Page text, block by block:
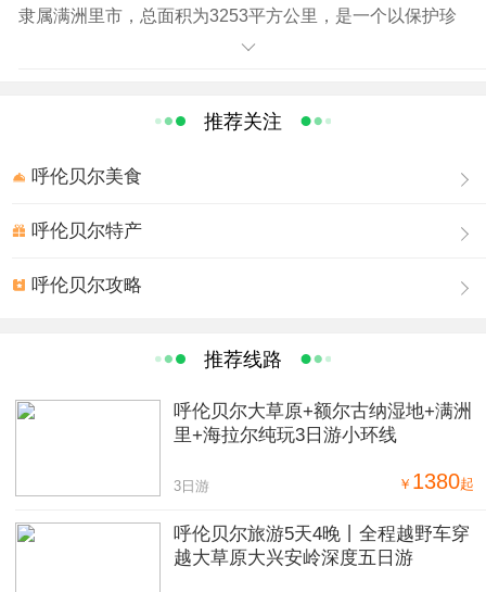
隶属满洲里市，总面积为3253平方公里，是一个以保护珍
稀鸟类、湿地生态系统及其草原为主的综合性自然保护
内有种子植物448种，鱼类30种，兽类35种，鸟类297种
(包括丹顶鹤、白头鹤等国家一级保护鸟类8种，白琵鹭、大
始建于1986 年，1992年晋升为国家级自然保护区，1994
湿地名录，并被联合国教科文组织接纳为世界生物圈保护
推荐关注
呼伦贝尔美食
呼伦贝尔特产
呼伦贝尔攻略
推荐线路
呼伦贝尔大草原+额尔古纳湿地+满洲
里+海拉尔纯玩3日游小环线
￥ 1380起
3日游
呼伦贝尔旅游5天4晚丨全程越野车穿
越大草原大兴安岭深度五日游